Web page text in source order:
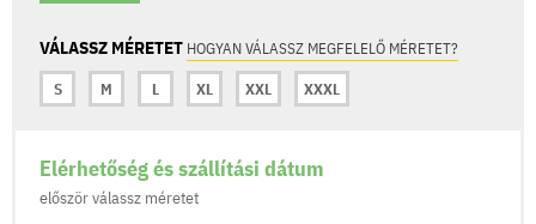
VÁLASSZ MÉRETET HOGYAN VÁLASSZ MEGFELELŐ MÉRETET?
S
M L XL XXL XXXL
Elérhetőség és szállítási dátum
először válassz méretet